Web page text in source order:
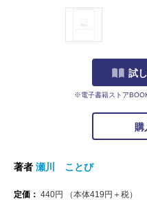
試
※電子書籍ストア
購
著者 瀬川 ことび
定価： 440円 （本体419 円＋税）